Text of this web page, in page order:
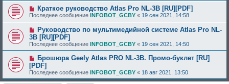
Краткое руководство Atlas Pro NL-3B [RU][PDF]
Последнее сообщение INFOBOT_GCBY « 19 сен 2021, 14:58
Руководство по мультимедийной системе Atlas Pro NL-
3B [RU][PDF]
Последнее сообщение INFOBOT_GCBY « 19 сен 2021, 14:50
Брошюра Geely Atlas PRO NL-3B. Промо-буклет [RU]
[PDF]
Последнее сообщение INFOBOT_GCBY « 18 авг 2021, 13:50